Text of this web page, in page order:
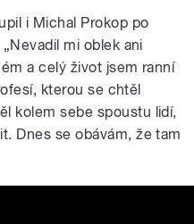
i Michal Prokop po
mi oblek ani
a celý život jsem ranní
kterou se chtěl
kolem sebe spoustu lidí,
Dnes se obávám, že tam